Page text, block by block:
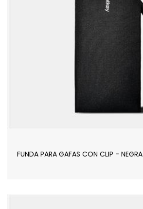
FUNDA PARA GAFAS CON CLIP - NEGRA